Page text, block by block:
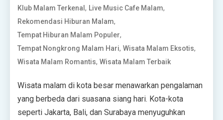
Klub Malam Terkenal, Live Music Cafe Malam,
Rekomendasi Hiburan Malam,
Tempat Hiburan Malam Populer,
Tempat Nongkrong Malam Hari,Wisata Malam Eksotis,
Wisata Malam Romantis,Wisata Malam Terbaik
Wisata malam di kota besar menawarkan pengalaman
yang berbeda dari suasana siang hari. Kota-kota
seperti Jakarta, Bali, dan Surabaya menyuguhkan